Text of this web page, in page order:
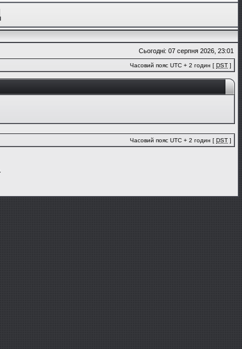
Сьогодні: 07 серпня 2026, 23:01
Часовий пояс UTC + 2 годин [ DST ]
Часовий пояс UTC + 2 годин [ DST ]